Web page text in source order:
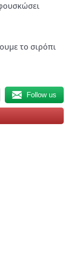
το σιρόπι
Follow us